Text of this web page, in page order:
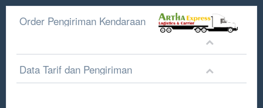
Order Pengiriman Kendaraan
Data Tarif dan Pengiriman